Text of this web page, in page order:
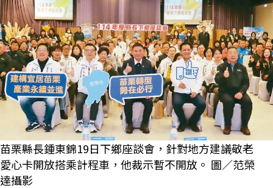
苗栗縣長鍾東錦19日下鄉座談會，針對地方建議敬老
愛心卡開放搭乘計程車，他裁示暫不開放。 圖／范榮
達攝影